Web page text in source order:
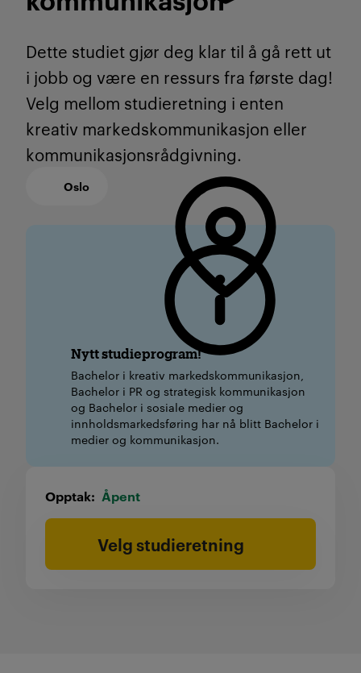
Dette studiet gjør deg klar til å gå rett ut
i jobb og være en ressurs fra første dag!
Velg mellom studieretning i enten
kreativ markedskommunikasjon eller
kommunikasjonsrådgivning.
Oslo
Nytt studieprogram!
Bachelor i kreativ markedskommunikasjon,
Bachelor i PR og strategisk kommunikasjon
og Bachelor i sosiale medier og
innholdsmarkedsføring har nå blitt Bachelor i
medier og kommunikasjon.
Opptak Åpent
Velg studieretning